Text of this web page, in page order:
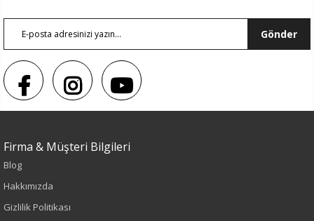
Gönder
Firma & Müşteri Bilgileri
Blog
Hakkımızda
Gizlilik Politikası